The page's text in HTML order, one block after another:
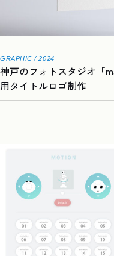
GRAPHIC / 2024
神戸のフォトスタジオ「
用タイトルロゴ制作